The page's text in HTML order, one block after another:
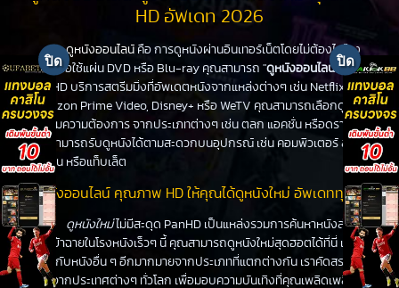
HD อัพเดท 2026
ดูหนังออนไลน์ คือ การดูหนังผ่านอินเทอร์เน็ตโดยไม่ต้องไปโรง
หนังหรือใช้แผ่น DVD หรือ Blu-ray คุณสามารถ "ดูหนังออนไลน์ " ได้ที่
PanHD บริการสตรีมมิ่งที่อัพเดตหนังจากแหล่งต่างๆ เช่น Netflix,
Amazon Prime Video, Disney+ หรือ WeTV คุณสามารถเลือกดูหนัง
ได้ตามความต้องการ จากประเภทต่างๆ เช่น ตลก แอคชั่น หรือดราม่า
คุณสามารถรับดูหนังได้ตามสะดวกบนอุปกรณ์ เช่น คอมพิวเตอร์ สมา
ร์ทโฟน หรือแท็บเล็ต
ดูหนังออนไลน์ คุณภาพ HD ให้คุณได้ดูหนังใหม่ อัพเดททุกวัน
ดูหนังใหม่ไม่มีสะดุด PanHD เป็นแหล่งรวมการค้นหาหนังล่าสุด
ที่จะเข้าฉายในโรงหนังเร็วๆ นี้ คุณสามารถดูหนังใหม่สุดฮอตได้ที่นี่ เช่น
เดียวกับหนังอื่น ๆ อีกมากมายจากประเภทที่แตกต่างกัน เราคัดสรร
หนังจากประเทศต่างๆ ทั่วโลก เพื่อมอบความบันเทิงที่คุณเพลิดเพลิน